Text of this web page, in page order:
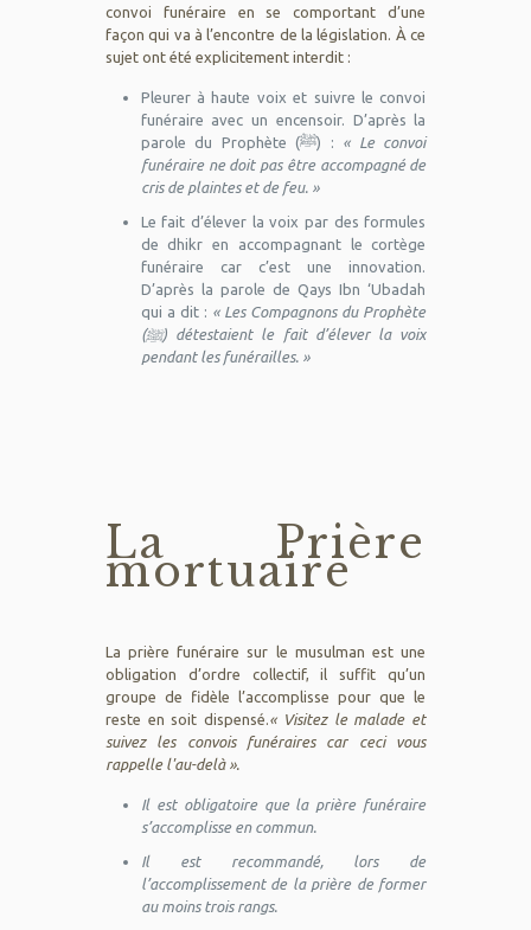
convoi funéraire en se comportant d’une
façon qui va à l’encontre de la législation. À ce
sujet ont été explicitement interdit :
Pleurer à haute voix et suivre le convoi
funéraire avec un encensoir. D’après la
parole du Prophète (ﷺ) : « Le convoi
funéraire ne doit pas être accompagné de
cris de plaintes et de feu. »
Le fait d’élever la voix par des formules
de dhikr en accompagnant le cortège
funéraire car c’est une innovation.
D’après la parole de Qays Ibn ‘Ubadah
qui a dit : « Les Compagnons du Prophète
(ﷺ) détestaient le fait d’élever la voix
pendant les funérailles. »
La Prière
mortuaire
La prière funéraire sur le musulman est une
obligation d’ordre collectif, il suffit qu’un
groupe de fidèle l’accomplisse pour que le
reste en soit dispensé.« Visitez le malade et
suivez les convois funéraires car ceci vous
rappelle l'au-delà ».
Il est obligatoire que la prière funéraire
s’accomplisse en commun.
Il est recommandé, lors de
l’accomplissement de la prière de former
au moins trois rangs.